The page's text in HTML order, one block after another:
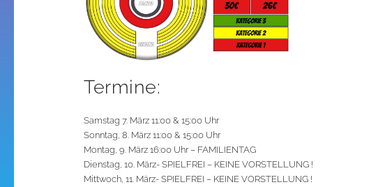
Termine:
Samstag 7. März 11:00 & 15:00 Uhr
Sonntag, 8. März 11:00 & 15:00 Uhr
Montag, 9. März 16:00 Uhr – FAMILIENTAG
Dienstag, 10. März- SPIELFREI – KEINE VORSTELLUNG !
Mittwoch, 11. März- SPIELFREI – KEINE VORSTELLUNG !